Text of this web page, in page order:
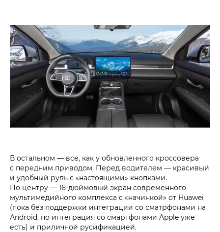
В остальном — все, как у обновленного кроссовера
с передним приводом. Перед водителем — красивый
и удобный руль с «настоящими» кнопками.
По центру — 16-дюймовый экран современного
мультимедийного комплекса с «начинкой» от Huawei
(пока без поддержки интеграции со сматрфонами на
Android, но интеграция со смартфонами Apple уже
есть) и приличной русификацией.